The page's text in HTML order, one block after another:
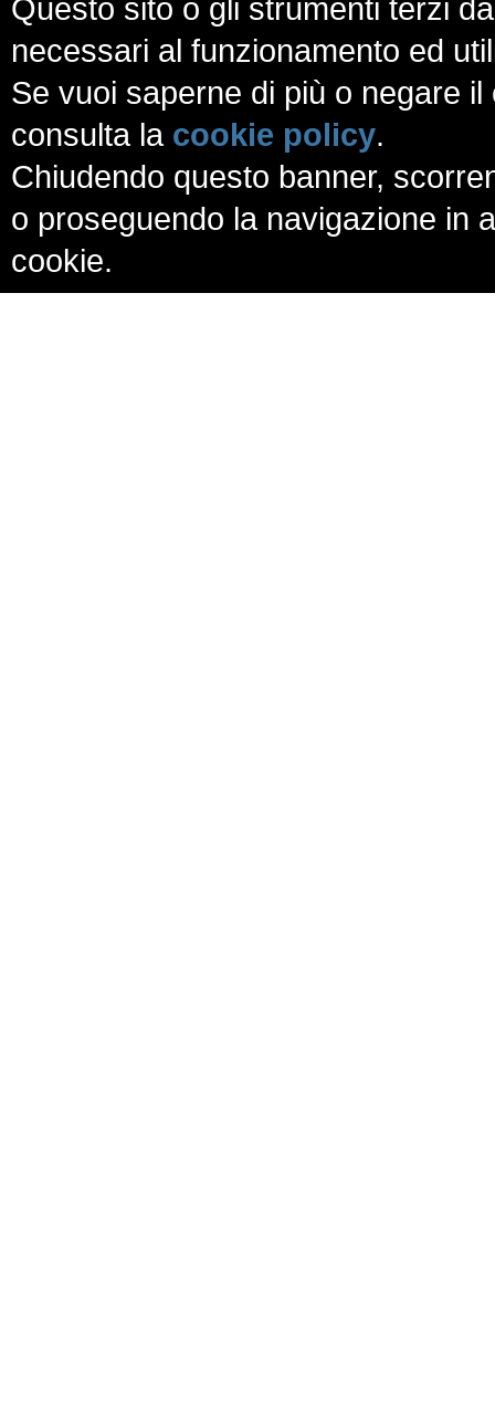
Questo sito o gli strumenti terzi
necessari al funzionamento ed
Se vuoi saperne di più o negare
consulta la cookie policy.
Chiudendo questo banner,
o proseguendo la navigazione in
cookie.